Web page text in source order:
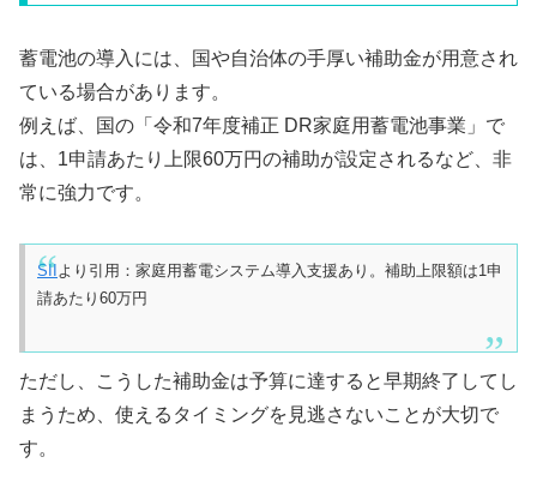
蓄電池の導入には、国や自治体の手厚い補助金が用意され
ている場合があります。
例えば、国の「令和7年度補正 DR家庭用蓄電池事業」で
は、1申請あたり上限60万円の補助が設定されるなど、非
常に強力です。
SII より引用：家庭用蓄電システム導入支援あり。補助上限額は1申
請あたり60万円
ただし、こうした補助金は予算に達すると早期終了してし
まうため、使えるタイミングを見逃さないことが大切で
す。